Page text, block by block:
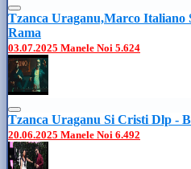
Tzanca Uraganu,Marco Italiano
Rama
03.07.2025 Manele Noi 5.624
Tzanca Uraganu Si Cristi Dlp -
20.06.2025 Manele Noi 6.492